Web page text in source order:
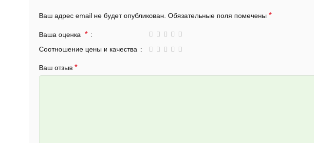
Ваш адрес email не будет опубликован. Обязательные поля помечены *
Ваша оценка *
Соотношение цены и качества
Ваш отзыв *